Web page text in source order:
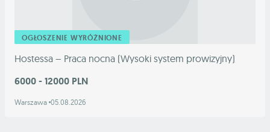
OGŁOSZENIE WYRÓŻNIONE
Hostessa – Praca nocna (Wysoki system prowizyjny)
6000 - 12000 PLN
Warszawa 05.08.2026